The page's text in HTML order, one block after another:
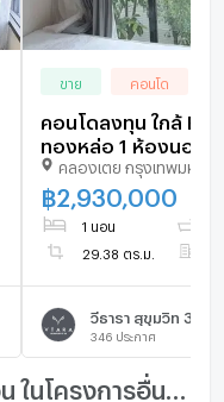
ขาย คอนโด
คอนโดลงทุน ใกล้ BTS
ทองหล่อ 1 ห้องนอน
พร้อมอยู่ ความต้องก
ราคาดีสุด 🚀 -
คลองเตย กรุงเทพมหาน
฿2,930,000
1 นอน
29.38 ตร.ม.
วีธารา สุขุมวิท 36
346 ประกาศ